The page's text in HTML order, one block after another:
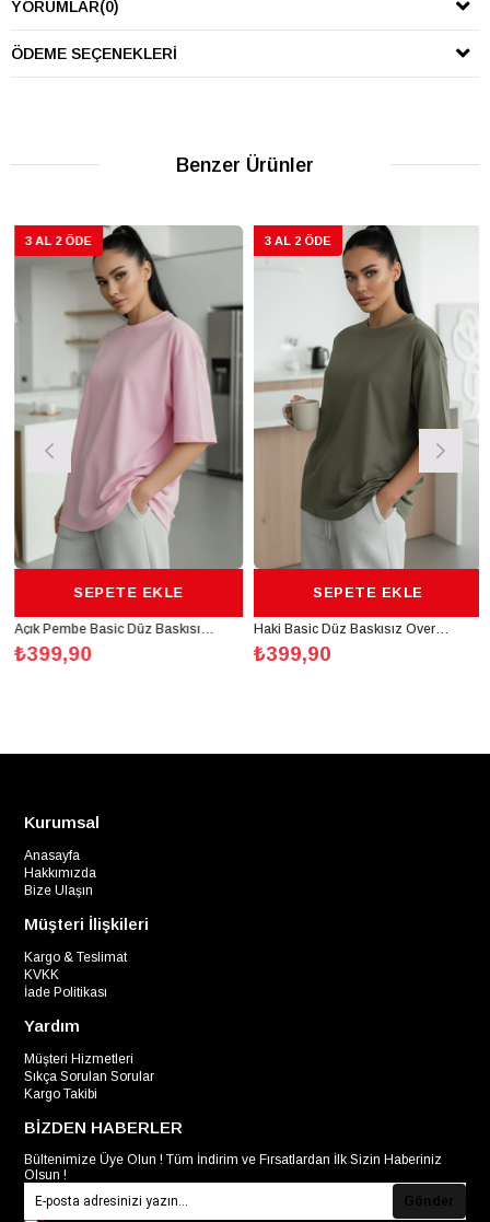
YORUMLAR(0)
ÖDEME SEÇENEKLERI
Benzer Ürünler
SEPETE EKLE
Açık Pembe Basic Düz Baskısız Oversize Salas Boyfriend Kadın T-Shirt
₺399,90
3 AL 2 ÖDE
SEPETE EKLE
Haki Basic Düz Baskısız Oversize Salas Boyfriend Kadın T-Shirt
₺399,90
3 AL 2 ÖDE
Kurumsal
Anasayfa
Hakkımızda
Bize Ulaşın
Müşteri İlişkileri
Kargo & Teslimat
KVKK
İade Politikası
Yardım
Müşteri Hizmetleri
Sıkça Sorulan Sorular
Kargo Takibi
BİZDEN HABERLER
Bültenimize Üye Olun ! Tüm İndirim ve Fırsatlardan İlk Sizin Haberiniz
Olsun !
Gönder